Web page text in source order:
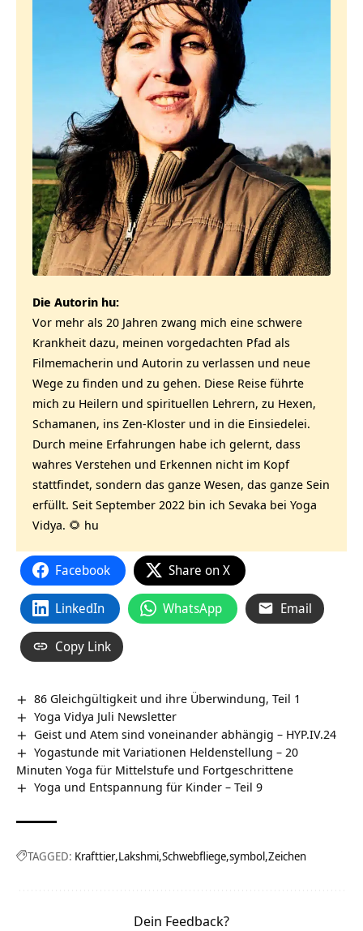
Die Autorin hu:
Vor mehr als 20 Jahren zwang mich eine schwere
Krankheit dazu, meinen vorgedachten Pfad als
Filmemacherin und Autorin zu verlassen und neue
Wege zu finden und zu gehen. Diese Reise führte
mich zu Heilern und spirituellen Lehrern, zu Hexen,
Schamanen, ins Zen-Kloster und in die Einsiedelei.
Durch meine Erfahrungen habe ich gelernt, dass
wahres Verstehen und Erkennen nicht im Kopf
stattfindet, sondern das ganze Wesen, das ganze Sein
erfüllt. Seit September 2022 bin ich Sevaka bei Yoga
Vidya. 🌻 hu
Facebook Share on X
LinkedIn WhatsApp Email
Copy Link
86 Gleichgültigkeit und ihre Überwindung, Teil 1
Yoga Vidya Juli Newsletter
Geist und Atem sind voneinander abhängig – HYP.IV.24
Yogastunde mit Variationen Heldenstellung – 20
Minuten Yoga für Mittelstufe und Fortgeschrittene
Yoga und Entspannung für Kinder – Teil 9
TAGGED: Krafttier Lakshmi Schwebfliege symbol Zeichen
Dein Feedback?